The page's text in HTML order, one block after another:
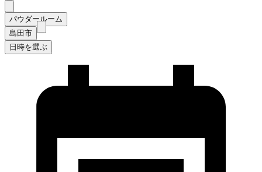
パウダールーム
島田市
日時を選ぶ